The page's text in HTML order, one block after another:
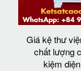
Giá kệ thư
chất lượng
kiệm